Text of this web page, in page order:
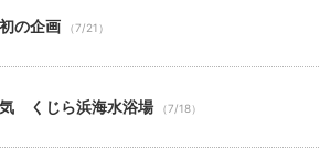
の企画 （7/21）
くじら浜海水浴場 （7/18）